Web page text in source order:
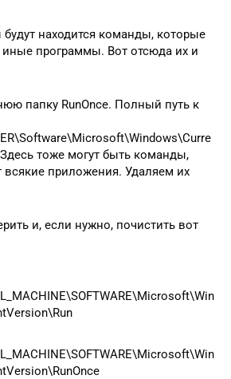
находится команды, которые
иные программы. Вот отсюда их и
папку RunOnce. Полный путь к
тоже могут быть команды,
всякие приложения. Удаляем их
и, если нужно, почистить вот